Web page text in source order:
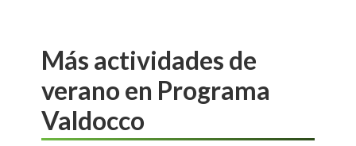
Más actividades de
verano en Programa
Valdocco